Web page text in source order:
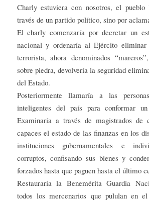
Charly estuviera con nosotros, el
través de un partido político, sino por
El charly comenzaría por decretar un
nacional y ordenaría al Ejército eliminar
terrorista, ahora denominados
sobre piedra, devolvería la seguridad
del Estado.
Posteriormente llamaría a las
inteligentes del país para conformar
Examinaría a través de magistrados de
capaces el estado de las finanzas en los
instituciones gubernamentales e
corruptos, confisando sus bienes y
forzados hasta que paguen hasta el último
Restauraría la Benemérita Guardia
todos los mercenarios que pululan en